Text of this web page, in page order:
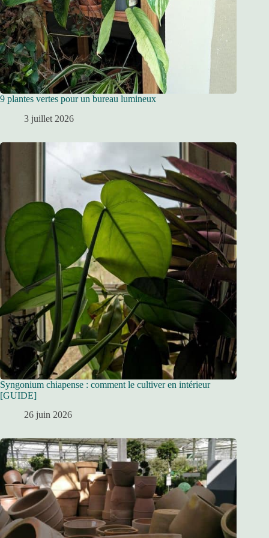
9 plantes vertes pour un bureau lumineux
3 juillet 2026
Syngonium chiapense : comment le cultiver en intérieur
[GUIDE]
26 juin 2026